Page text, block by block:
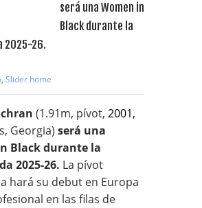
será una Women in
Black durante la
2025-26.
, Slider home
(1.91m, pívot, 2001,
Georgia) será una
Black durante la
2025-26. La pívot
hará su debut en Europa
en las filas de